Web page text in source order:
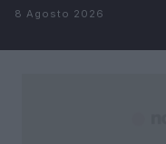
Salta al contenuto
8 Agosto 2026